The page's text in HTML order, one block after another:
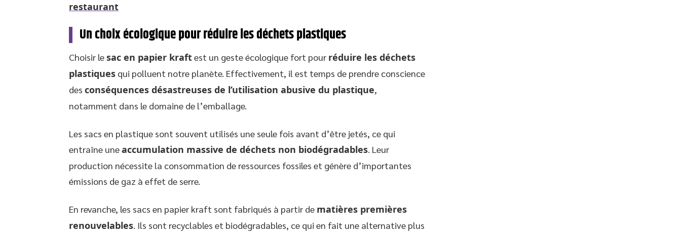
restaurant
Un choix écologique pour réduire les déchets plastiques
Choisir lesac en papier kraftest un geste écologique fort pour réduire les déchets
plastiques qui polluent notre planète. Effectivement, il est temps de prendre conscience
des conséquences désastreuses de l’utilisation abusive du plastique,
notamment dans le domaine de l’emballage.
Les sacs en plastique sont souvent utilisés une seule fois avant d’être jetés, ce qui
entraîne uneaccumulation massive de déchets non biodégradables. Leur
production nécessite la consommation de ressources fossiles et génère d’importantes
émissions de gaz à effet de serre.
En revanche, les sacs en papier kraft sont fabriqués à partir de matières premières
renouvelables. Ils sont recyclables et biodégradables, ce qui en fait une alternative plus